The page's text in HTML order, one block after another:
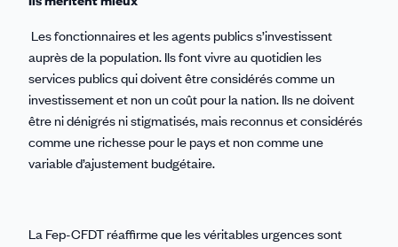
Les fonctionnaires et les agents publics s’investissent
auprès de la population. Ils font vivre au quotidien les
services publics qui doivent être considérés comme un
investissement et non un coût pour la nation. Ils ne doivent
être ni dénigrés ni stigmatisés, mais reconnus et considérés
comme une richesse pour le pays et non comme une
variable d’ajustement budgétaire.
La Fep-CFDT réaffirme que les véritables urgences sont